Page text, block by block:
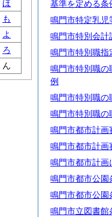
基準を定める条
鳴門市特定乳児
鳴門市特別会計
鳴門市特別職指
鳴門市特別職の
例
鳴門市特別職の
鳴門市特別職の
鳴門市都市計画
鳴門市都市計画
鳴門市都市計画
鳴門市都市公園
鳴門市都市公園
鳴門市立図書館
ほ
も
よ
ろ
ん